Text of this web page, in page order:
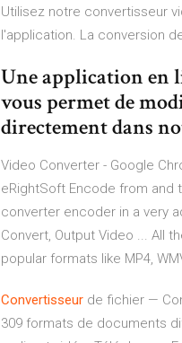
Utilisez notre convertisseur
l'application. La conversion
Une application en
vous permet de
directement dans
Video Converter - Google
eRightSoft Encode from and
converter encoder in a very
Convert, Output Video ... All
popular formats like MP4,
Convertisseur de fichier —
309 formats de documents